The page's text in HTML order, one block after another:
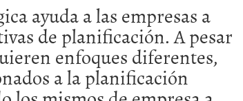
rentable para las pymes que venden online
en un ecommerce exitoso junio 20, 2025
Transformación Empresarial mayo 14, 2025
guía rápida para trasladar empleados sin
ayuda a las empresas a
de planificación. A pesar
enfoques diferentes,
a la planificación